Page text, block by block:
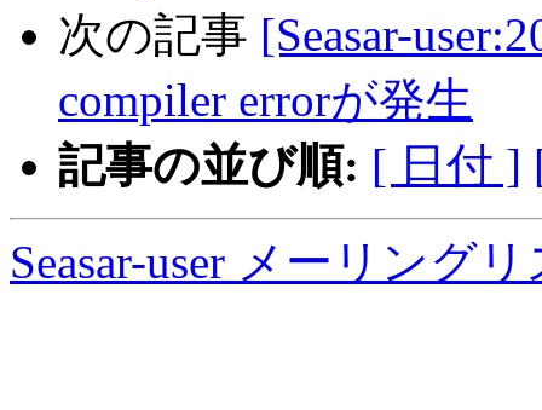
次の記事 [Seasar-
compiler errorが発生
記事の並び順: [ 日付 ]
Seasar-user メーリング